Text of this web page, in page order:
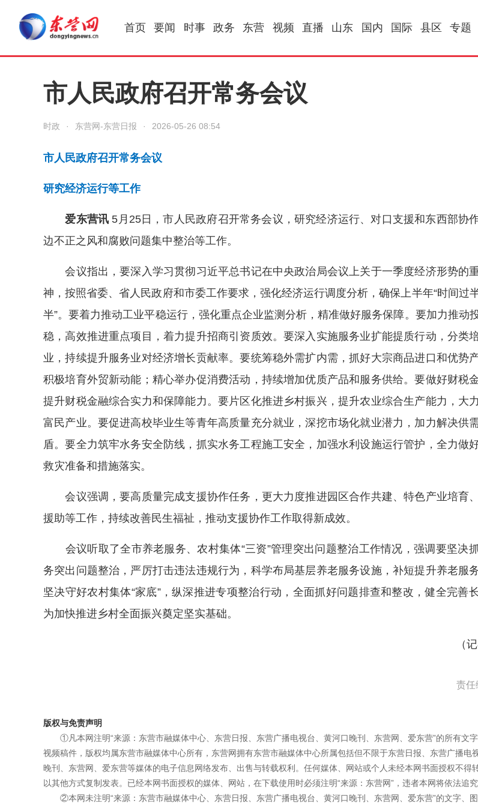
首页 要闻 时事 政务 东营 视频 直播 山东 国内 国际 县区 专题
市人民政府召开常务会议
时政 · 东营网-东营日报 · 2026-05-26 08:54
市人民政府召开常务会议
研究经济运行等工作
爱东营讯 5月25日，市人民政府召开常务会议，研究经济运行、对口支援和东西部协
边不正之风和腐败问题集中整治等工作。
会议指出，要深入学习贯彻习近平总书记在中央政治局会议上关于一季度经济形势的
神，按照省委、省人民政府和市委工作要求，强化经济运行调度分析，确保上半年“时间过
半”。要着力推动工业平稳运行，强化重点企业监测分析，精准做好服务保障。要加力推动
稳，高效推进重点项目，着力提升招商引资质效。要深入实施服务业扩能提质行动，分类
业，持续提升服务业对经济增长贡献率。要统筹稳外需扩内需，抓好大宗商品进口和优势
积极培育外贸新动能；精心举办促消费活动，持续增加优质产品和服务供给。要做好财税
提升财税金融综合实力和保障能力。要片区化推进乡村振兴，提升农业综合生产能力，大
富民产业。要促进高校毕业生等青年高质量充分就业，深挖市场化就业潜力，加力解决供
盾。要全力筑牢水务安全防线，抓实水务工程施工安全，加强水利设施运行管护，全力做
救灾准备和措施落实。
会议强调，要高质量完成支援协作任务，更大力度推进园区合作共建、特色产业培育
援助等工作，持续改善民生福祉，推动支援协作工作取得新成效。
会议听取了全市养老服务、农村集体“三资”管理突出问题整治工作情况，强调要坚决
务突出问题整治，严厉打击违法违规行为，科学布局基层养老服务设施，补短提升养老服
坚决守好农村集体“家底”，纵深推进专项整治行动，全面抓好问题排查和整改，健全完善
为加快推进乡村全面振兴奠定坚实基础。
（记
责任
版权与免责声明
①凡本网注明“来源：东营市融媒体中心、东营日报、东营广播电视台、黄河口晚刊、东营网、爱东营”的所有文
视频稿件，版权均属东营市融媒体中心所有，东营网拥有东营市融媒体中心所属包括但不限于东营日报、东营广播电
晚刊、东营网、爱东营等媒体的电子信息网络发布、出售与转载权利。任何媒体、网站或个人未经本网书面授权不得
以其他方式复制发表。已经本网书面授权的媒体、网站，在下载使用时必须注明“来源：东营网”，违者本网将依法追究
②本网未注明“来源：东营市融媒体中心、东营日报、东营广播电视台、黄河口晚刊、东营网、爱东营”的文字、